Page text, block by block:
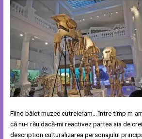
Fiind băiet muzee cutreieram… între timp m-
că nu-i rău dacă-mi reactivez partea aia de
description culturalizarea personajului